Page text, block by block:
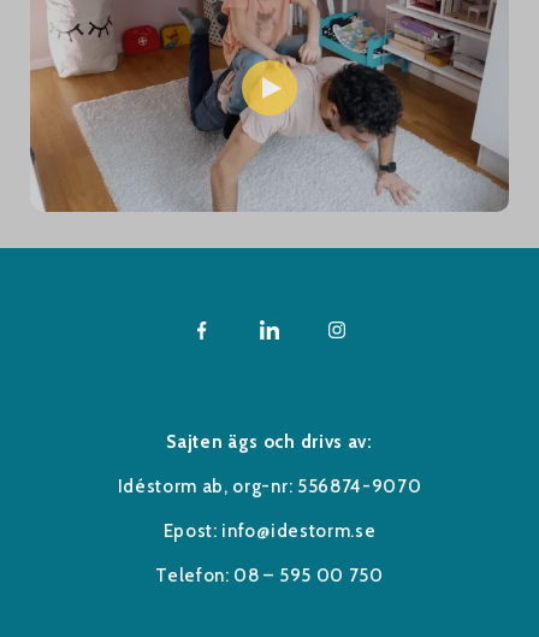
Sajten ägs och drivs av:
Idéstorm ab, org-nr: 556874-9070
Epost: info@idestorm.se
Telefon: 08 – 595 00 750